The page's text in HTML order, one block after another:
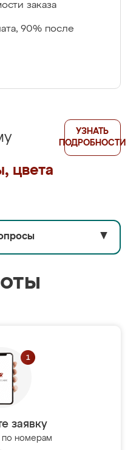
заказа
90% после
цвета
УЗНАТЬ
ПОДРОБНОСТИ
▼
заявку
по номерам